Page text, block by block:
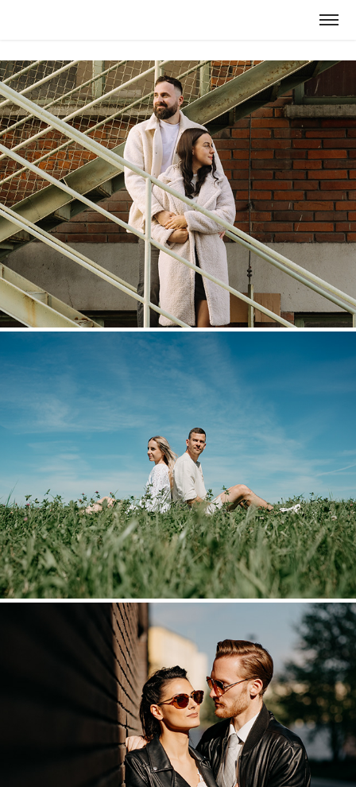
Focení 2024 - Vánoční akce
2024
Focení 2024
2024
Focení 2023
2023